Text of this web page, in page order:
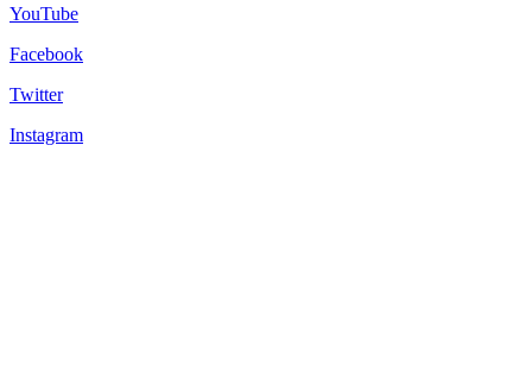
YouTube
Facebook
Twitter
Instagram